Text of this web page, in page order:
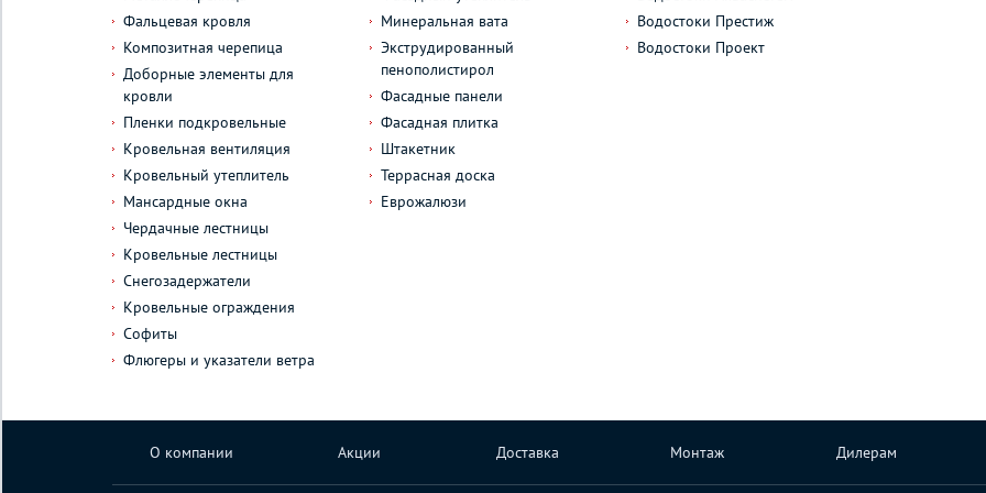
Фальцевая кровля
Композитная черепица
Доборные элементы для
кровли
Пленки подкровельные
Кровельная вентиляция
Кровельный утеплитель
Мансардные окна
Чердачные лестницы
Кровельные лестницы
Снегозадержатели
Кровельные ограждения
Софиты
Флюгеры и указатели ветра
Минеральная вата
Экструдированный
пенополистирол
Фасадные панели
Фасадная плитка
Штакетник
Террасная доска
Еврожалюзи
Водостоки Престиж
Водостоки Проект
О компании Акции Доставка Монтаж Дилерам